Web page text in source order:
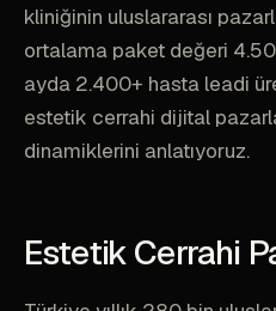
kliniğinin uluslararası
ortalama paket değeri
ayda 2.400+ hasta leadi
estetik cerrahi dijital
dinamiklerini anlatıyoruz.
Estetik Cerrahi